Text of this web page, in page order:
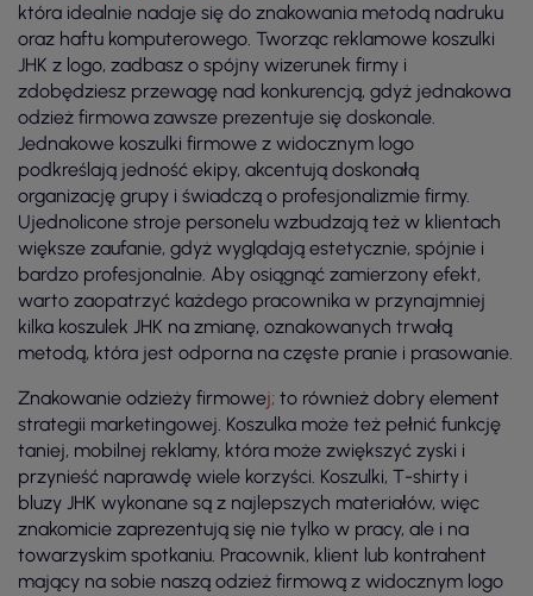
która idealnie nadaje się do znakowania metodą nadruku
oraz haftu komputerowego. Tworząc reklamowe koszulki
JHK z logo, zadbasz o spójny wizerunek firmy i
zdobędziesz przewagę nad konkurencją, gdyż jednakowa
odzież firmowa zawsze prezentuje się doskonale.
Jednakowe koszulki firmowe z widocznym logo
podkreślają jedność ekipy, akcentują doskonałą
organizację grupy i świadczą o profesjonalizmie firmy.
Ujednolicone stroje personelu wzbudzają też w klientach
większe zaufanie, gdyż wyglądają estetycznie, spójnie i
bardzo profesjonalnie. Aby osiągnąć zamierzony efekt,
warto zaopatrzyć każdego pracownika w przynajmniej
kilka koszulek JHK na zmianę, oznakowanych trwałą
metodą, która jest odporna na częste pranie i prasowanie.
Znakowanie odzieży firmowej; to również dobry element
strategii marketingowej. Koszulka może też pełnić funkcję
taniej, mobilnej reklamy, która może zwiększyć zyski i
przynieść naprawdę wiele korzyści. Koszulki, T-shirty i
bluzy JHK wykonane są z najlepszych materiałów, więc
znakomicie zaprezentują się nie tylko w pracy, ale i na
towarzyskim spotkaniu. Pracownik, klient lub kontrahent
mający na sobie naszą odzież firmową z widocznym logo